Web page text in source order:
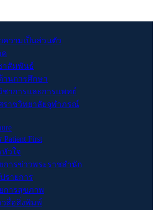
ความเป็นส่วนตัว
ค
าสัมพันธ์
านการศึกษา
ชาการและการแพทย์
ราชวิทยาลัยจุฬาภรณ์
First
หัวใจ
การข่าวพระราชสำนัก
รายการ
การสุขภาพ
วสื่อสิ่งพิมพ์